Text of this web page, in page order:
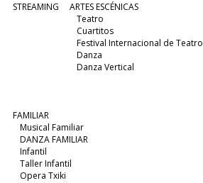
STREAMING
ARTES ESCÉNICAS
Teatro
Cuartitos
Festival Internacional de Teatro
Danza
Danza Vertical
FAMILIAR
Musical Familiar
DANZA FAMILIAR
Infantil
Taller Infantil
Opera Txiki